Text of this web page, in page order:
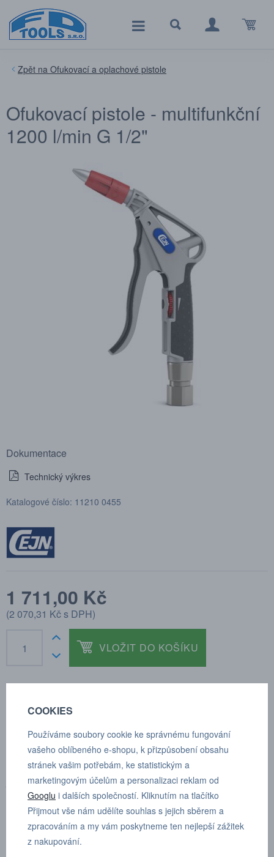
Ofukovací a oplachové pistole
Ofukovací pistole - multifunkční
1200 l/min G 1/2"
Dokumentace
Technický výkres
Katalogové číslo: 11210 0455
1 711,00 Kč
(2 070,31 Kčs DPH)
VLOŽIT DO KOŠÍKU
TECHNICKÉ ÚDAJE
Pro možnost množstevní slevy nás kontaktujte
prostřednictvím poptávkového formuláře.
Multiflow - nastavitelná tryska
Průtok vzduchu: 200 - 1200 l/min
Průtok vody: 5 - 25 l/min
COOKIES
Používáme soubory cookie ke správnému fungování
vašeho oblíbeného e-shopu, k přizpůsobení obsahu
stránek vašim potřebám, ke statistickým a
marketingovým účelům a personalizaci reklam od
Googlu i dalších společností. Kliknutím na tlačítko
Přijmout vše nám udělíte souhlas s jejich sběrem a
zpracováním a my vám poskytneme ten nejlepší zážitek
z nakupování.